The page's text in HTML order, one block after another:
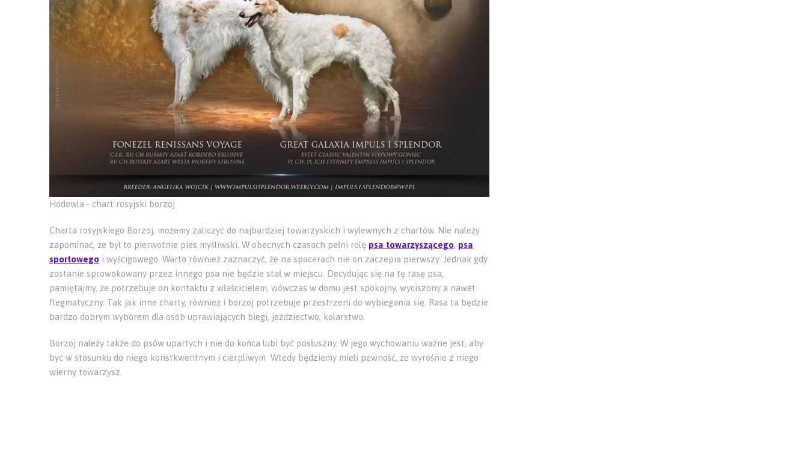
Hodowla - chart rosyjski borzoj
Charta rosyjskiego Borzoj, możemy zaliczyć do najbardziej towarzyskich i wylewnych z chartów. Nie należy
zapominać, że był to pierwotnie pies myśliwski. W obecnych czasach pełni rolę psa towarzyszącego, psa
sportowegoi wyścigowego. Warto również zaznaczyć, że na spacerach nie on zaczepia pierwszy. Jednak gdy
zostanie sprowokowany przez innego psa nie będzie stał w miejscu. Decydując się na tę rasę psa,
pamiętajmy, że potrzebuje on kontaktu z właścicielem, wówczas w domu jest spokojny, wyciszony a nawet
flegmatyczny. Tak jak inne charty, również i borzoj potrzebuje przestrzeni do wybiegania się. Rasa ta będzie
bardzo dobrym wyborem dla osób uprawiających biegi, jeździectwo, kolarstwo.
Borzoj należy także do psów upartych i nie do końca lubi być posłuszny. W jego wychowaniu ważne jest, aby
byc w stosunku do niego konstkwentnym i cierpliwym Wtedy będziemy mieli pewność, że wyrośnie z niego
wierny towarzysz.